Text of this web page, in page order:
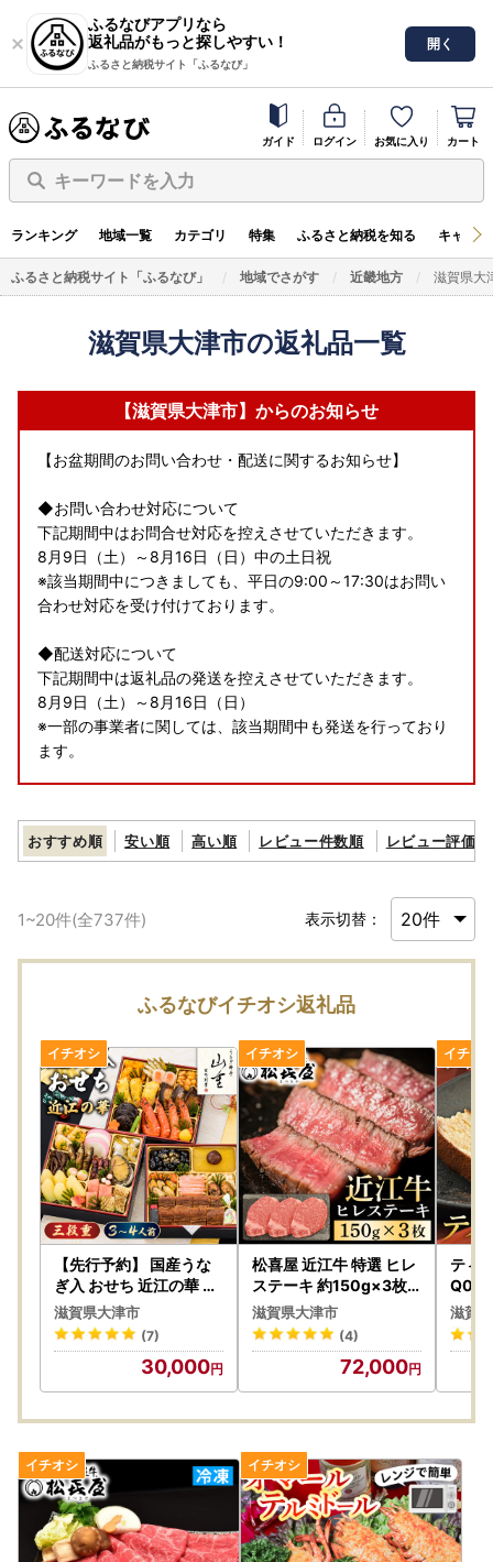
ふるなびアプリなら
返礼品がもっと探しやすい！
ふるさと納税サイト「ふるなび」
開く
ガイド ログイン お気に入り カート
キーワードを入力
ランキング 地域一覧 カテゴリ 特集 ふるさと納税を知る キャン
ふるさと納税サイト「ふるなび」 地域でさがす 近畿地方 滋賀県大
滋賀県大津市の返礼品一覧
【滋賀県大津市】からのお知らせ
【お盆期間のお問い合わせ・配送に関するお知らせ】
◆お問い合わせ対応について
下記期間中はお問合せ対応を控えさせていただきます。
8月9日（土）～8月16日（日）中の土日祝
※該当期間中につきましても、平日の9:00～17:30はお問い
合わせ対応を受け付けております。
◆配送対応について
下記期間中は返礼品の発送を控えさせていただきます。
8月9日（土）～8月16日（日）
※一部の事業者に関しては、該当期間中も発送を行っており
ます。
なお、寄附については期間中も受け付けております。
【寄附お申込みの注意事項】
・配達日指定は不可となっておりますので、ご理解の上お申
・天候・交通事情により配送が遅延する場合がございます。
・寄附が集中する12月のお申込みは発送日程が変更になる場
合がございます。
・寄附者様の長期不在などで受取が遅れた場合、宅配業者営
業所での保管期間は理由にかかわらず、
一般貨物（陸便）は、営業所到着後７日間、クール便（冷
凍・冷蔵）は、営業所到着後３日間となります。
保管期間を過ぎ、宅配業者からの返送されてまいりました
お荷物につきましては、再発送いたしかねますので期間内に
必ずお受け取りくださいますようお願いいたします。
■寄附注意事項
・寄附申込みのキャンセル、返礼品の変更・返品はできませ
ん。あらかじめご了承ください。
・ご要望を備考に記載いただいても対応いたしかねます。
・寄附回数の制限は設けておりません。寄附をいただく度に
【書類について】
ワンストップ特例申請書と寄附金受領証明書は、返礼品と別
にお送りいたします。
ワンストップ特例申請書と寄附金受領証明書は、入金確認
後、注文内容確認画面の【注文者情報】に記載の住所に申込
おすすめ順 安い順 高い順 レビュー件数順 レビュー評価順
1~20件(全737件) 表示切替：
ふるなびイチオシ返礼品
【先行予約】 国産うな
ぎ入 おせち 近江の華 三
段重 [AY02] | おせち 人
気
滋賀県大津市
(7)
30,000
松喜屋 近江牛 特選 ヒレ
ステーキ 約150g×3枚 [
A065] ヒレ
滋賀県大津市
(4)
72,000
ティ
Q001] | スイーツ
ラミ
気ス
滋賀